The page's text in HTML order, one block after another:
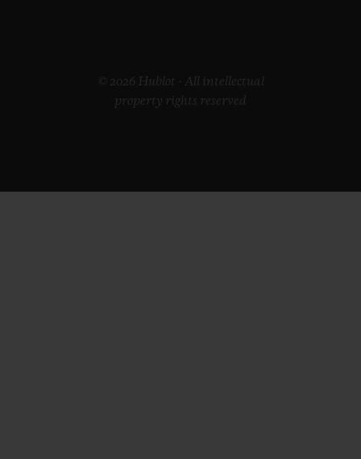
© 2026 Hublot - All intellectual
property rights reserved